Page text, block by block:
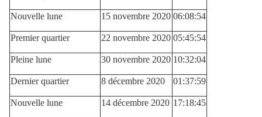
Nouvelle lune 15 novembre 2020 06:08:54
Premier quartier 22 novembre 2020 05:45:54
Pleine lune 30 novembre 2020 10:32:04
Dernier quartier 8 décembre 2020 01:37:59
Nouvelle lune 14 décembre 2020 17:18:45